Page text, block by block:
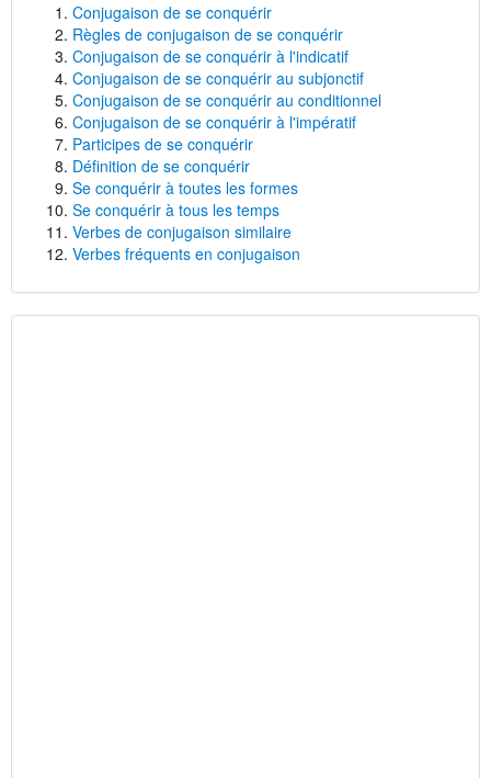
Conjugaison de se conquérir
Règles de conjugaison de se conquérir
Conjugaison de se conquérir à l'indicatif
Conjugaison de se conquérir au subjonctif
Conjugaison de se conquérir au conditionnel
Conjugaison de se conquérir à l'impératif
Participes de se conquérir
Définition de se conquérir
Se conquérir à toutes les formes
Se conquérir à tous les temps
Verbes de conjugaison similaire
Verbes fréquents en conjugaison